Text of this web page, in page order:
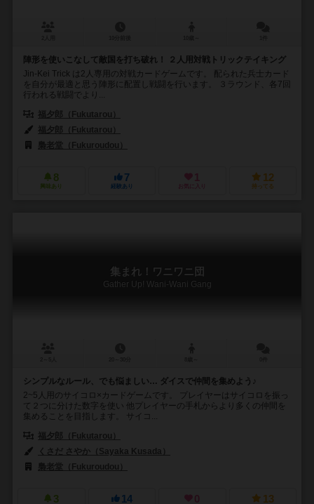
陣形を使いこなして敵国を打ち破れ！ ２人用対戦トリックテイキング
Jin-Kei Trick は2人専用の対戦カードゲームです。 配られた兵士カード
を自分が最適と思う陣形に配置し戦闘を行います。 ３ラウンド、各7回
行われる戦闘でより...
福夕郎（Fukutarou）
福夕郎（Fukutarou）
梟老堂（Fukuroudou）
8
興味あり
7
経験あり
1
お気に入り
12
持ってる
集まれ！ワニワニ団
Gather Up! Wani-Wani Gang
シンプルなルール、でも悩ましい… ダイスで仲間を集めよう♪
2~5人用のサイコロ×カードゲームです。 プレイヤーはサイコロを振っ
て２つに分けた数字を使い 他プレイヤーの手札からより多くの仲間を
集めることを目指します。 サイコ...
福夕郎（Fukutarou）
くさだ さやか（Sayaka Kusada）
梟老堂（Fukuroudou）
3 14 0 13